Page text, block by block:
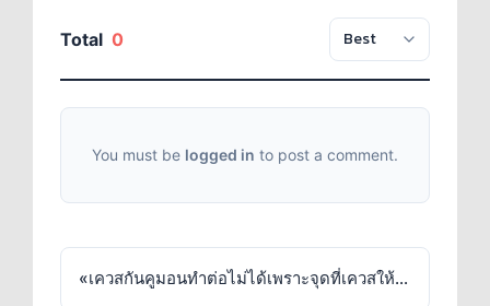
Total 0
You must be logged in to post a comment.
« เควสกันคูมอนทำต่อไม่ได้เพราะจุดที่เควสให้ไปยืนไม่แสดงในมินิแมพและไม่ส่งผลถึงเควสด้วย